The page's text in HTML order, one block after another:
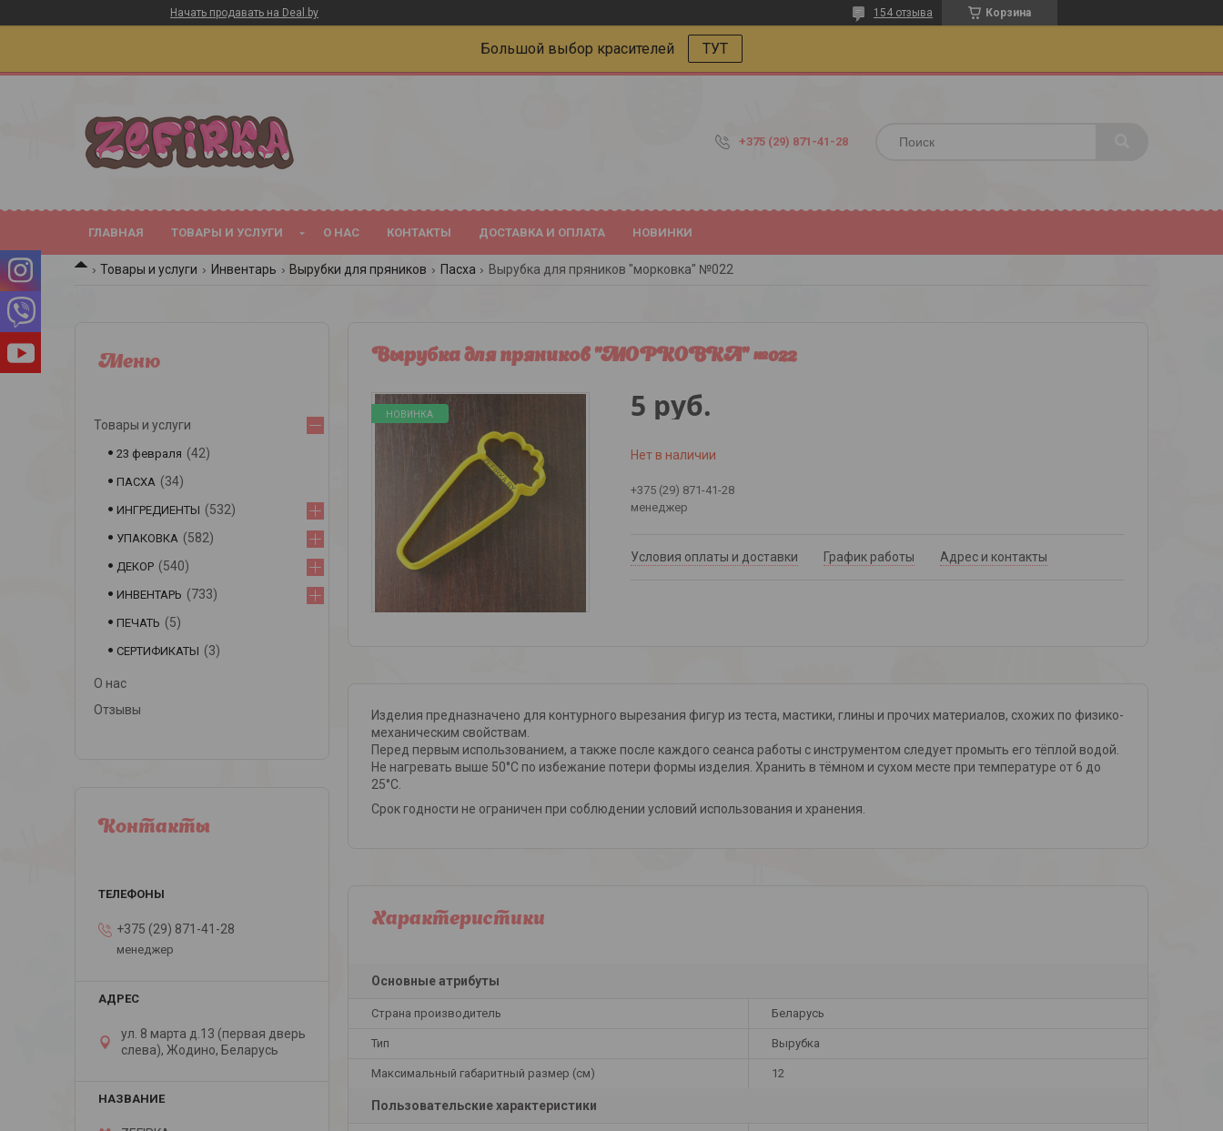
Начать продавать на Deal.by Корзина
154 отзыва
Большой выбор красителей ТУТ
+375 (29) 871-41-28
ГЛАВНАЯ ТОВАРЫ И УСЛУГИ О НАС КОНТАКТЫ ДОСТАВКА И ОПЛАТА НОВИНКИ
Товары и услуги Инвентарь Вырубки для пряников Пасха Вырубка для пряников "морковка" №022
Вырубка для пряников "МОРКОВКА" №022
НОВИНКА 5 руб.
Нет в наличии
+375 (29) 871-41-28
менеджер
Условия оплаты и доставки График работы Адрес и контакты
Изделия предназначено для контурного вырезания фигур из теста, мастики, глины и прочих материалов, схожих по физико-
механическим свойствам.
Перед первым использованием, а также после каждого сеанса работы с инструментом следует промыть его тёплой водой.
Не нагревать выше 50°С по избежание потери формы изделия. Хранить в тёмном и сухом месте при температуре от 6 до
25°С.
Срок годности не ограничен при соблюдении условий использования и хранения.
Характеристики
Основные атрибуты
Страна производитель Беларусь
Тип Вырубка
Максимальный габаритный размер (см) 12
Пользовательские характеристики
Товары и услуги
23 февраля 42
ПАСХА 34
ИНГРЕДИЕНТЫ 532
УПАКОВКА 582
ДЕКОР 540
ИНВЕНТАРЬ 733
ПЕЧАТЬ 5
СЕРТИФИКАТЫ 3
О нас
Отзывы
Контакты
+375 (29) 871-41-28
менеджер
ул. 8 марта д.13 (первая дверь
слева), Жодино, Беларусь